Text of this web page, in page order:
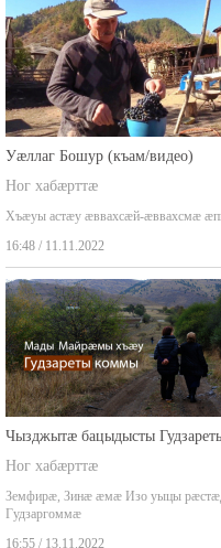
Уæллаг Бошур (къам/видео)
Ног хабæрттæ
Хъæуы астæу æввахсæй-æввахсмæ
16:48 / 11.11.2022
Чызджытæ бацыдысты
Ног хабæрттæ
Земфирæ, Зинæ æмæ Изо уыцы
Гудзаргоммæ
16:55 / 13.11.2022